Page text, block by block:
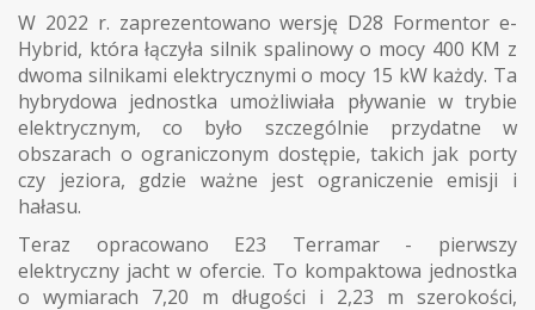
W 2022 r. zaprezentowano wersję D28 Formentor e-
Hybrid, która łączyła silnik spalinowy o mocy 400 KM z
dwoma silnikami elektrycznymi o mocy 15 kW każdy. Ta
hybrydowa jednostka umożliwiała pływanie w trybie
elektrycznym, co było szczególnie przydatne w
obszarach o ograniczonym dostępie, takich jak porty
czy jeziora, gdzie ważne jest ograniczenie emisji i
hałasu.
Teraz opracowano E23 Terramar - pierwszy
elektryczny jacht w ofercie. To kompaktowa jednostka
o wymiarach 7,20 m długości i 2,23 m szerokości,